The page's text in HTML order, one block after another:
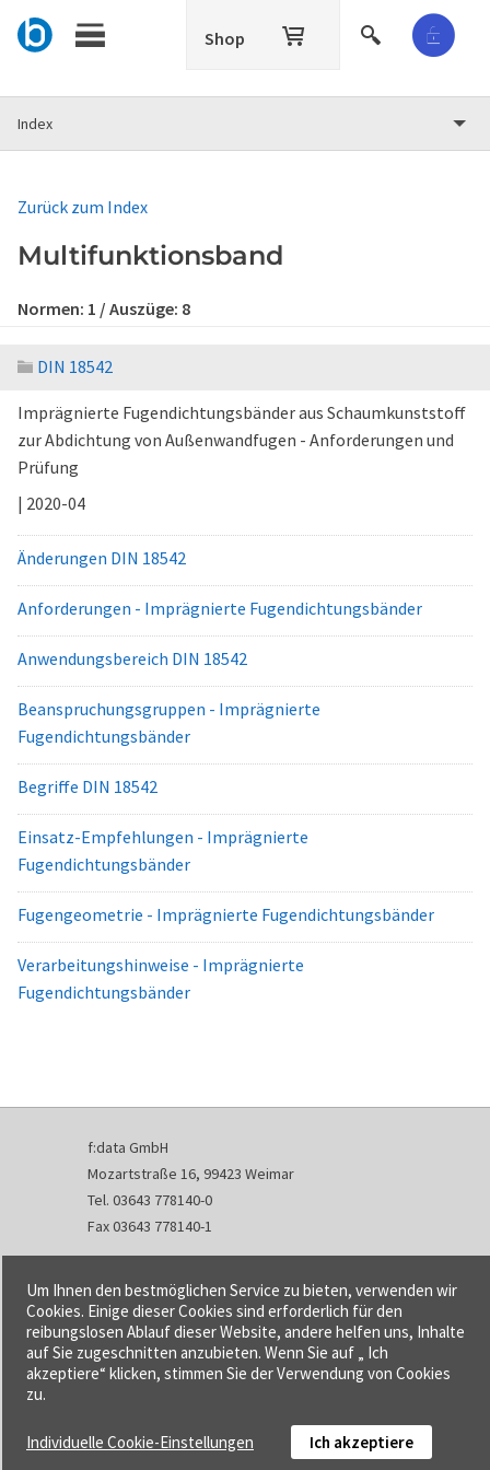
Shop
Index
Zurück zum Index
Multifunktionsband
Normen: 1 / Auszüge: 8
DIN 18542
Imprägnierte Fugendichtungsbänder aus Schaumkunststoff
zur Abdichtung von Außenwandfugen - Anforderungen und
Prüfung
| 2020-04
Änderungen DIN 18542
Anforderungen - Imprägnierte Fugendichtungsbänder
Anwendungsbereich DIN 18542
Beanspruchungsgruppen - Imprägnierte
Fugendichtungsbänder
Begriffe DIN 18542
Einsatz-Empfehlungen - Imprägnierte
Fugendichtungsbänder
Fugengeometrie - Imprägnierte Fugendichtungsbänder
Verarbeitungshinweise - Imprägnierte
Fugendichtungsbänder
f:data GmbH
Mozartstraße 16, 99423 Weimar
Tel. 03643 778140-0
Fax 03643 778140-1
info@fdata.de
Kontakt
Impressum
Datenschutzerklärung
Urheberrecht und Haftung
Cookie-Einstellungen
Um Ihnen den bestmöglichen Service zu bieten, verwenden wir
Cookies. Einige dieser Cookies sind erforderlich für den
reibungslosen Ablauf dieser Website, andere helfen uns, Inhalte
auf Sie zugeschnitten anzubieten. Wenn Sie auf „ Ich
akzeptiere“ klicken, stimmen Sie der Verwendung von Cookies
zu.
Individuelle Cookie-Einstellungen Ich akzeptiere